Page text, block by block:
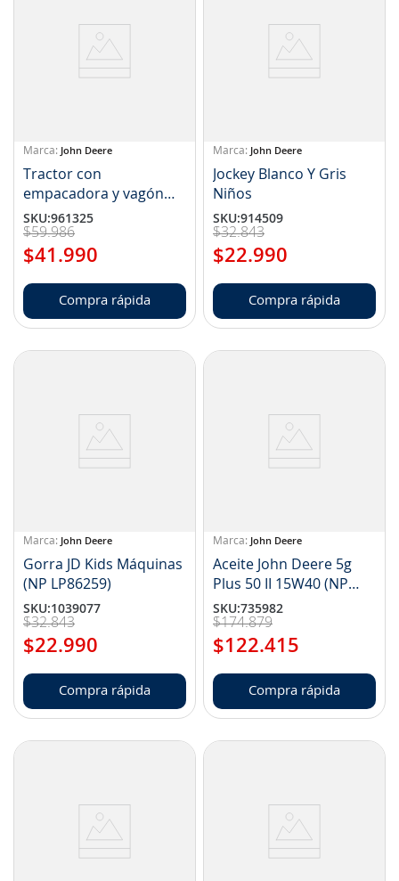
John Deere
Tractor con
empacadora y vagón
John Deere (NP
TBE45439)
SKU:961325
$59.986
$41 .990
Compra rápida
John Deere
Jockey Blanco Y Gris
Niños
SKU:914509
$32.843
$22.990
Compra rápida
John Deere
Gorra JD Kids Máquinas
(NP LP86259)
SKU:1039077
$32.843
$22.990
Compra rápida
John Deere
Aceite John Deere 5g
Plus 50 II 15W40 (NP
TY26679)
SKU:735982
$174.879
$122.415
Compra rápida